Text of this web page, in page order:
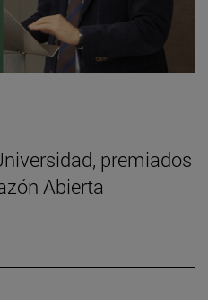
premiados
Abierta